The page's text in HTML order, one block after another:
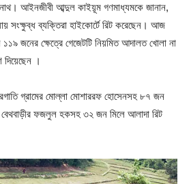
নাথ। আইনজীবী আব্দুল কাইয়ূম গণমাধ্যমকে জানান,
সংক্ষুব্ধ ব্যক্তিরা হাইকোর্টে রিট করেছেন। আজ
জনের ক্ষেত্রে গেজেটটি নিয়মিত আদালত খোলা না
।
গ্রামের মোল্লা মোশাররফ হোসেনসহ ৮৭ জন
বেথবাড়ীর ফজলুল হকসহ ৩২ জন মিলে আলাদা রিট